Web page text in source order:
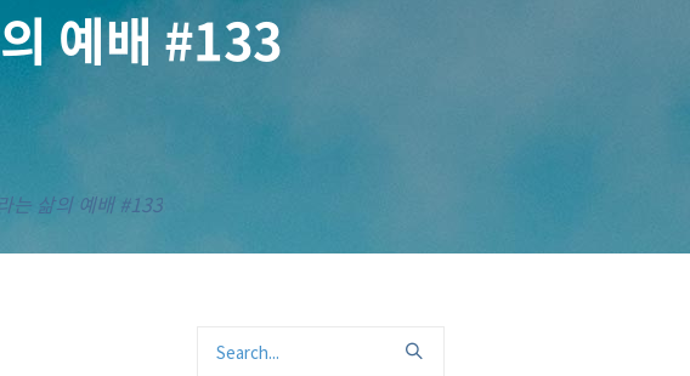
예배 #133
는 삶의 예배 #133